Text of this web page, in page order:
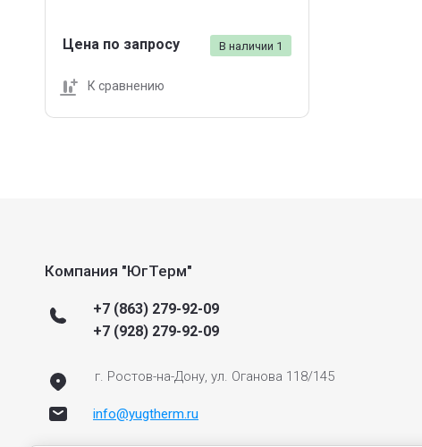
В наличии 1
Цена по запросу
К сравнению
Компания "ЮгТерм"
+7 (863) 279-92-09
+7 (928) 279-92-09
г. Ростов-на-Дону, ул. Оганова 118/145
info@yugtherm.ru